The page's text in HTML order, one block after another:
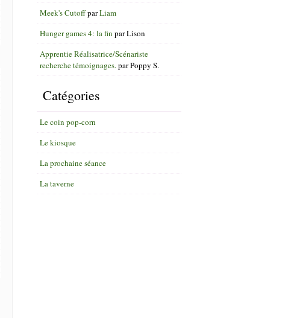
Meek's CutoffparLiam
Hunger games 4: la fin parLison
Apprentie Réalisatrice/Scénariste
recherche témoignages. parPoppy S.
Catégories
Le coin pop-corn
Le kiosque
La prochaine séance
La taverne